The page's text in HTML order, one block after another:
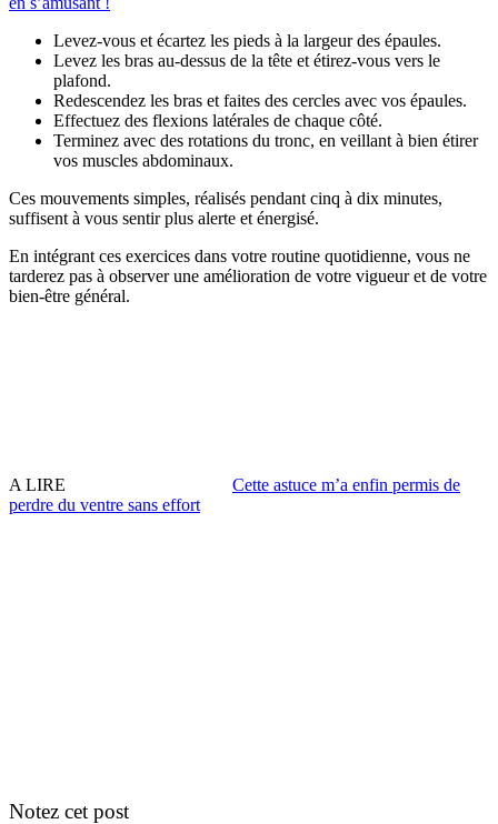
Levez-vous et écartez les pieds à la largeur des épaules.
Levez les bras au-dessus de la tête et étirez-vous vers le
plafond.
Redescendez les bras et faites des cercles avec vos épaules.
Effectuez des flexions latérales de chaque côté.
Terminez avec des rotations du tronc, en veillant à bien étirer
vos muscles abdominaux.
Ces mouvements simples, réalisés pendant cinq à dix minutes,
suffisent à vous sentir plus alerte et énergisé.
En intégrant ces exercices dans votre routine quotidienne, vous ne
tarderez pas à observer une amélioration de votre vigueur et de votre
bien-être général.
A LIRE
Cette astuce m’a enfin permis de
perdre du ventre sans effort
Notez cet post